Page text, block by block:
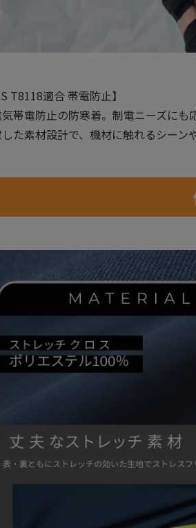
T8118適合 帯電防止】
帯電防止の防寒着。制電ニーズに
た素材設計で、機材に触れるシーン